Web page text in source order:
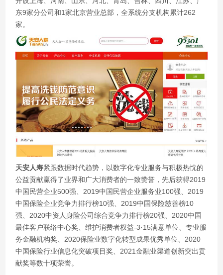
东9家分公司和1家北京营业总部，全系统分支机构累计262
家。
天安人寿紧跟数据时代趋势，以数字化专业服务与积极热忱的
公益贡献赢得了业界和广大消费者的一致赞誉，先后获得2019
中国民营企业500强、2019中国民营企业服务业100强、2019
中国保险企业竞争力排行榜10强、2019中国保险慈善榜10
强、2020中资人身险公司综合竞争力排行榜20强、2020中国
最佳客户联络中心奖、维护消费者权益-3·15满意单位、专业服
务金融机构奖、2020保险业数字化转型成果优秀单位、2020
中国保险行业信息化突破项目奖、2021金融业渠道创新突出贡
献奖等数十项荣誉。